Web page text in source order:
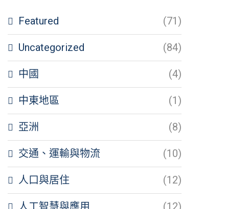
Featured (71)
Uncategorized (84)
中國 (4)
中東地區 (1)
亞洲 (8)
交通、運輸與物流 (10)
人口與居住 (12)
人工智慧與應用 (12)